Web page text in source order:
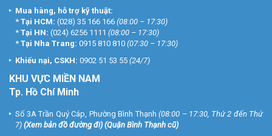
Mua hàng, hỗ trợ kỹ thuật:
* Tại HCM: (028) 35 166 166 (08:00 – 17:30)
* Tại HN: (024) 6256 1111 (08:00 – 17:30)
* Tại Nha Trang: 0915 810 810 (07:30 – 17:30)
Khiếu nại, CSKH: 0902 51 53 55 (24/7)
KHU VỰC MIỀN NAM
Tp. Hồ Chí Minh
Số 3A Trần Quý Cáp, Phường Bình Thạnh (08:00 – 17:30, Thứ 2 đến Thứ
7) (Xem bản đồ đường đi) (Quận Bình Thạnh cũ)